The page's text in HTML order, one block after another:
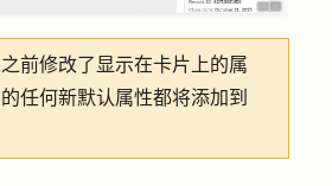
前修改了显示在卡片上的属
任何新默认属性都将添加到